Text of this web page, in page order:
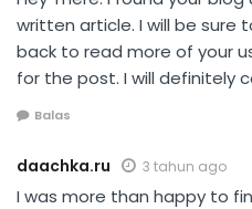
written article. I will be sure
back to read more of your
for the post. I will definitely
Balas
daachka.ru 3 tahun ago
I was more than happy to